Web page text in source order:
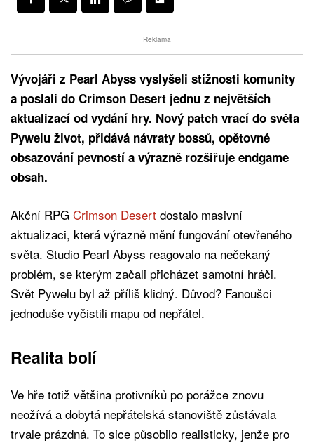
Reklama
Vývojáři z Pearl Abyss vyslyšeli stížnosti komunity
a poslali do Crimson Desert jednu z největších
aktualizací od vydání hry. Nový patch vrací do světa
Pywelu život, přidává návraty bossů, opětovné
obsazování pevností a výrazně rozšiřuje endgame
obsah.
Akční RPG Crimson Desert dostalo masivní
aktualizaci, která výrazně mění fungování otevřeného
světa. Studio Pearl Abyss reagovalo na nečekaný
problém, se kterým začali přicházet samotní hráči.
Svět Pywelu byl až příliš klidný. Důvod? Fanoušci
jednoduše vyčistili mapu od nepřátel.
Realita bolí
Ve hře totiž většina protivníků po porážce znovu
neožívá a dobytá nepřátelská stanoviště zůstávala
trvale prázdná. To sice působilo realisticky, jenže pro